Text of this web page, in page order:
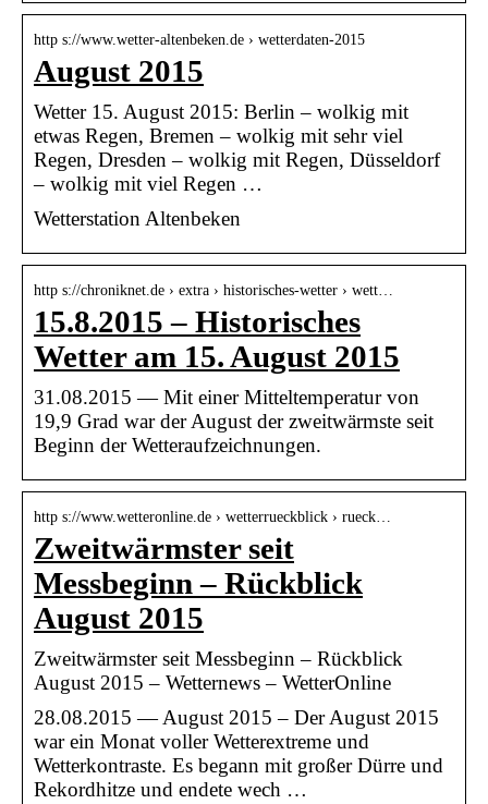
http s://www.wetter-altenbeken.de › wetterdaten-2015
August 2015
Wetter 15. August 2015: Berlin – wolkig mit
etwas Regen, Bremen – wolkig mit sehr viel
Regen, Dresden – wolkig mit Regen, Düsseldorf
– wolkig mit viel Regen …
Wetterstation Altenbeken
http s://chroniknet.de › extra › historisches-wetter › wett…
15.8.2015 – Historisches
Wetter am 15. August 2015
31.08.2015 — Mit einer Mitteltemperatur von
19,9 Grad war der August der zweitwärmste seit
Beginn der Wetteraufzeichnungen.
http s://www.wetteronline.de › wetterrueckblick › rueck…
Zweitwärmster seit
Messbeginn – Rückblick
August 2015
Zweitwärmster seit Messbeginn – Rückblick
August 2015 – Wetternews – WetterOnline
28.08.2015 — August 2015 – Der August 2015
war ein Monat voller Wetterextreme und
Wetterkontraste. Es begann mit großer Dürre und
Rekordhitze und endete wech …